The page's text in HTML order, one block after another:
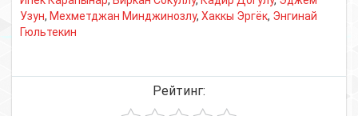
Узун, Мехметджан Минджинозлу, Хаккы Эргёк, Энгинай
Гюльтекин
Рейтинг: